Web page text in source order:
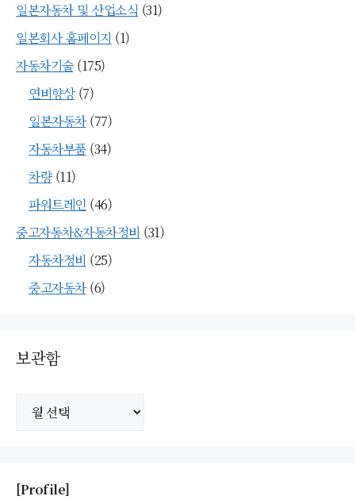
일본자동차 및 산업소식 (31)
일본회사 홈페이지 (1)
자동차기술(175)
연비향상(7)
일본자동차(77)
자동차부품(34)
차량(11)
파워트레인 (46)
중고자동차&자동차정비 (31)
자동차정비 (25)
중고자동차(6)
보관함
[Profile]